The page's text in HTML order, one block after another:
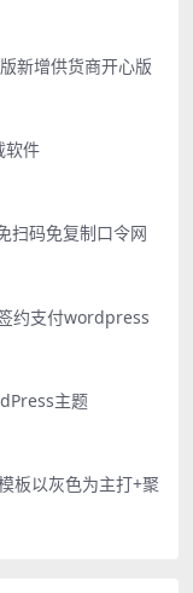
新增供货商开心版
软件
扫码免复制口令网
约支付wordpress
主题
板以灰色为主打+聚